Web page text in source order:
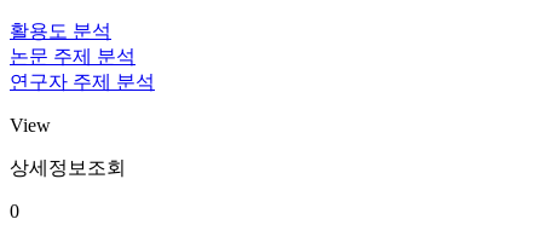
활용도 분석
논문 주제 분석
연구자 주제 분석
View
상세정보조회
0